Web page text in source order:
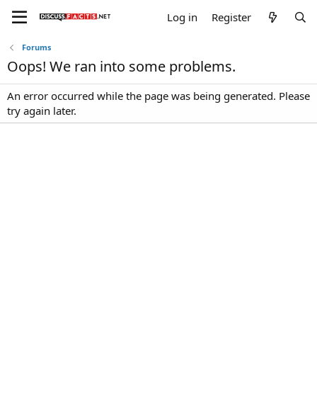
Log in Register
Forums
Oops! We ran into some problems.
An error occurred while the page was being generated. Please
try again later.